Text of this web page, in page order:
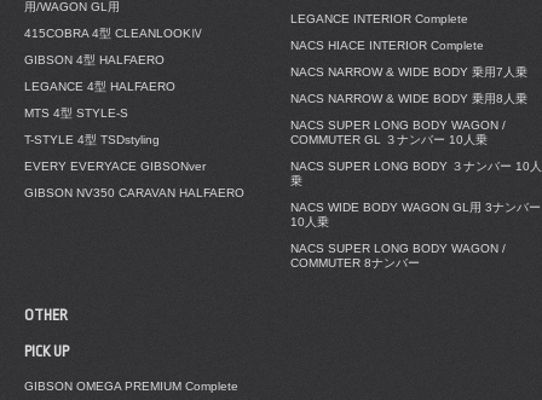
用/WAGON GL用
415COBRA 4型 CLEANLOOKⅣ
GIBSON 4型 HALFAERO
LEGANCE 4型 HALFAERO
MTS 4型 STYLE-S
T-STYLE 4型 TSDstyling
EVERY EVERYACE GIBSONver
GIBSON NV350 CARAVAN HALFAERO
LEGANCE INTERIOR Complete
NACS HIACE INTERIOR Complete
NACS NARROW & WIDE BODY 乗用7人乗
NACS NARROW & WIDE BODY 乗用8人乗
NACS SUPER LONG BODY WAGON /
COMMUTER GL ３ナンバー 10人乗
NACS SUPER LONG BODY ３ナンバー 10人
乗
NACS WIDE BODY WAGON GL用 3ナンバー
10人乗
NACS SUPER LONG BODY WAGON /
COMMUTER 8ナンバー
OTHER
PICK UP
GIBSON OMEGA PREMIUM Complete